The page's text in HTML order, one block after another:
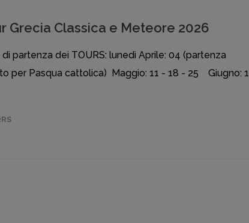
Grecia Classica e Meteore 2026
partenza dei TOURS: lunedì Aprile: 04 (partenza
per Pasqua cattolica) Maggio: 11 - 18 - 25 Giugno: 1